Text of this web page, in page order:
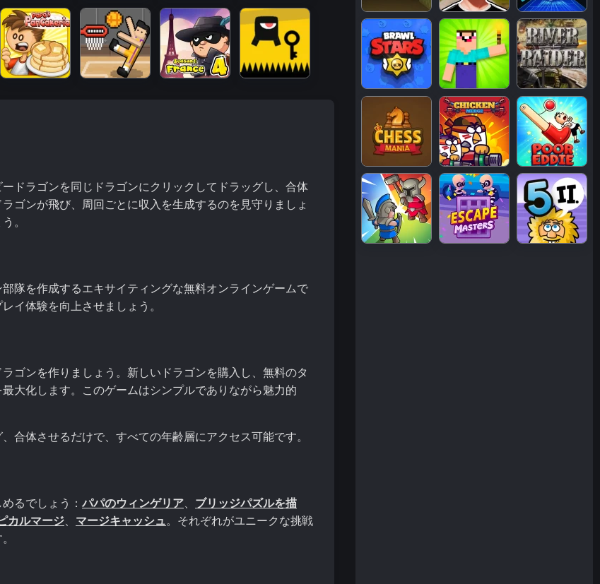
ドラゴンを同じドラゴンにクリックしてドラッグし、合体
ゴンが飛び、周回ごとに収入を生成するのを見守りましょ
。
隊を作成するエキサイティングな無料オンラインゲームで
イ体験を向上させましょう。
ゴンを作りましょう。新しいドラゴンを購入し、無料のタ
大化します。このゲームはシンプルでありながら魅力的
合体させるだけで、すべての年齢層にアクセス可能です。
るでしょう： パパのウィンゲリア
ブリッジパズルを描
カルマージ マージキャッシュ 。それぞれがユニークな挑戦